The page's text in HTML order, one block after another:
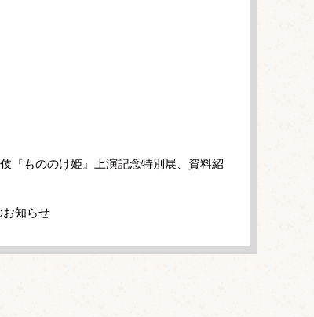
『もののけ姫』上演記念特別展、資料紹
お知らせ